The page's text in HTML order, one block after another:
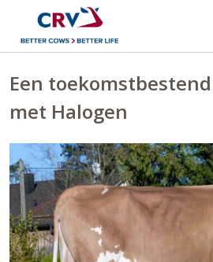
Een
met Halogen